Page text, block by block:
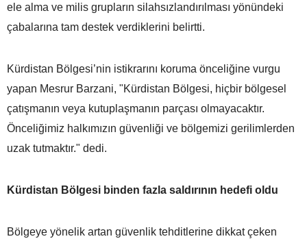
ele alma ve milis grupların silahsızlandırılması yönündeki
çabalarına tam destek verdiklerini belirtti.
Kürdistan Bölgesi’nin istikrarını koruma önceliğine vurgu
yapan Mesrur Barzani, "Kürdistan Bölgesi, hiçbir bölgesel
çatışmanın veya kutuplaşmanın parçası olmayacaktır.
Önceliğimiz halkımızın güvenliği ve bölgemizi gerilimlerden
uzak tutmaktır." dedi.
Kürdistan Bölgesi binden fazla saldırının hedefi oldu
Bölgeye yönelik artan güvenlik tehditlerine dikkat çeken